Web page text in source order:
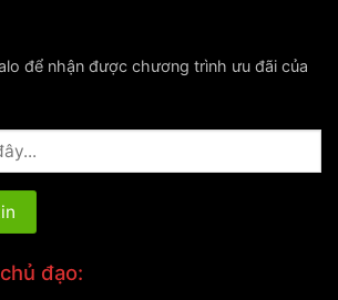
để nhận được chương trình ưu đãi của
đạo: